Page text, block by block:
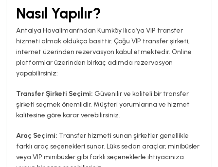
Nasıl Yapılır?
Antalya Havalimanı’ndan Kumköy Ilıca’ya VIP transfer
hizmeti almak oldukça basittir. Çoğu VIP transfer şirketi,
internet üzerinden rezervasyon kabul etmektedir. Online
platformlar üzerinden birkaç adımda rezervasyon
yapabilirsiniz:
Transfer Şirketi Seçimi: Güvenilir ve kaliteli bir transfer
şirketi seçmek önemlidir. Müşteri yorumlarına ve hizmet
kalitesine göre karar verebilirsiniz.
Araç Seçimi: Transfer hizmeti sunan şirketler genellikle
farklı araç seçenekleri sunar. Lüks sedan araçlar, minibüsler
veya VIP minibüsler gibi farklı seçeneklerle ihtiyacınıza